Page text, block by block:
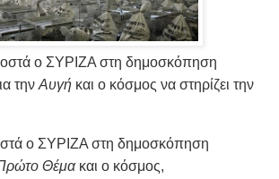
ο ΣΥΡΙΖΑ στη δημοσκόπηση
την Αυγή και ο κόσμος να στηρίζει την
ο ΣΥΡΙΖΑ στη δημοσκόπηση
Θέμακαι ο κόσμος,